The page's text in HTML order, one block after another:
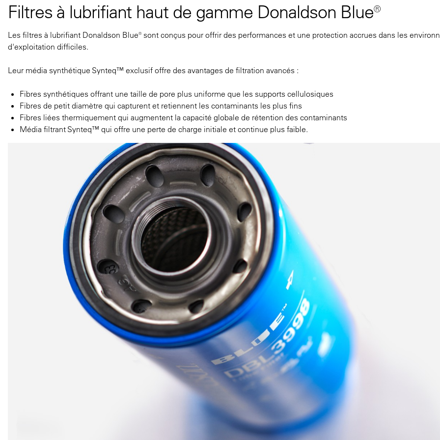
Filtres à lubrifiant haut de gamme Donaldson Blue®
Les filtres à lubrifiant Donaldson Blue® sont conçus pour offrir des performances et une protection accrues dans les
d'exploitation difficiles.
Leur média synthétique Synteq™ exclusif offre des avantages de filtration avancés :
Fibres synthétiques offrant une taille de pore plus uniforme que les supports cellulosiques
Fibres de petit diamètre qui capturent et retiennent les contaminants les plus fins
Fibres liées thermiquement qui augmentent la capacité globale de rétention des contaminants
Média filtrant Synteq™ qui offre une perte de charge initiale et continue plus faible.